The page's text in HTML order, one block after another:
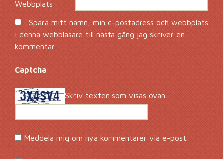
Webbplats
Spara mitt namn, min e-postadress och webbplats
i denna webbläsare till nästa gång jag skriver en
kommentar.
Captcha*
Skriv texten som visas ovan:
Meddela mig om nya kommentarer via e-post.